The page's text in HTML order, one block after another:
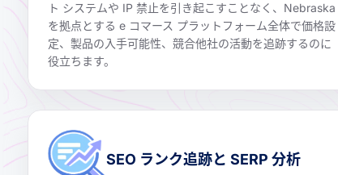
ト システムや IP 禁止を引き起こすことなく、Nebraska
を拠点とする e コマース プラットフォーム全体で価格設
定、製品の入手可能性、競合他社の活動を追跡するのに
役立ちます。
SEO ランク追跡と SERP 分析